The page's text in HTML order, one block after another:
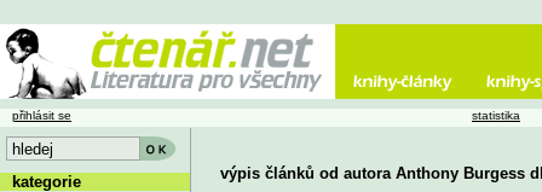
výpis článků od autora Anthony Burgess
přihlásit se statistika
kategorie